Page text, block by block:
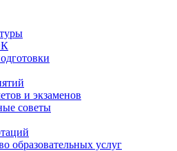
и экзаменов
советы
образовательных услуг